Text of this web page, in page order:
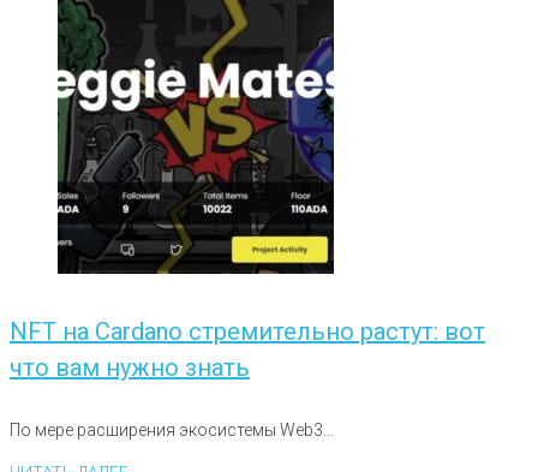
NFT на Cardano стремительно растут: вот
что вам нужно знать
По мере расширения экосистемы Web3...